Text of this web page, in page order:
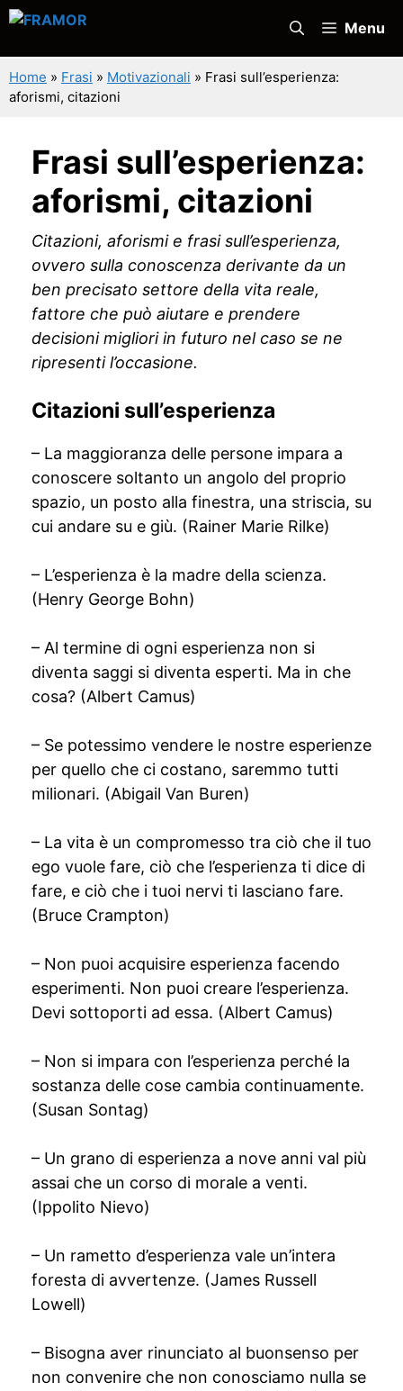
Vai
contenuto
Menu
Home » Frasi » Motivazionali » Frasi sull’esperienza:
aforismi, citazioni
Frasi sull’esperienza:
aforismi, citazioni
Citazioni, aforismi e frasi sull’esperienza,
ovvero sulla conoscenza derivante da un
ben precisato settore della vita reale,
fattore che può aiutare e prendere
decisioni migliori in futuro nel caso se ne
ripresenti l’occasione.
Citazioni sull’esperienza
– La maggioranza delle persone impara a
conoscere soltanto un angolo del proprio
spazio, un posto alla finestra, una striscia, su
cui andare su e giù. (Rainer Marie Rilke)
– L’esperienza è la madre della scienza.
(Henry George Bohn)
– Al termine di ogni esperienza non si
diventa saggi si diventa esperti. Ma in che
cosa? (Albert Camus)
– Se potessimo vendere le nostre esperienze
per quello che ci costano, saremmo tutti
milionari. (Abigail Van Buren)
– La vita è un compromesso tra ciò che il tuo
ego vuole fare, ciò che l’esperienza ti dice di
fare, e ciò che i tuoi nervi ti lasciano fare.
(Bruce Crampton)
– Non puoi acquisire esperienza facendo
esperimenti. Non puoi creare l’esperienza.
Devi sottoporti ad essa. (Albert Camus)
– Non si impara con l’esperienza perché la
sostanza delle cose cambia continuamente.
(Susan Sontag)
– Un grano di esperienza a nove anni val più
assai che un corso di morale a venti.
(Ippolito Nievo)
– Un rametto d’esperienza vale un’intera
foresta di avvertenze. (James Russell
Lowell)
– Bisogna aver rinunciato al buonsenso per
non convenire che non conosciamo nulla se